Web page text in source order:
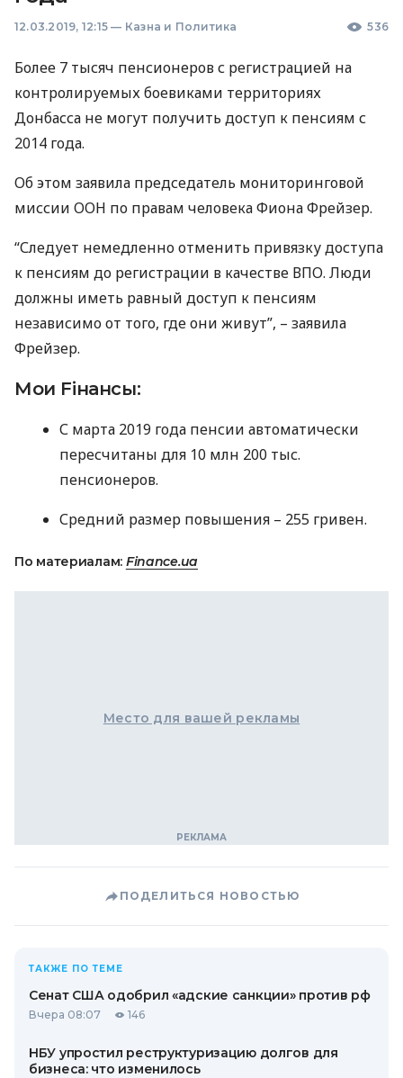
12.03.2019, 12:15 — Казна и Политика 536
Более 7 тысяч пенсионеров с регистрацией на
контролируемых боевиками территориях
Донбасса не могут получить доступ к пенсиям с
2014 года.
Об этом заявила председатель мониторинговой
миссии ООН по правам человека Фиона Фрейзер.
“Следует немедленно отменить привязку доступа
к пенсиям до регистрации в качестве ВПО. Люди
должны иметь равный доступ к пенсиям
независимо от того, где они живут”, – заявила
Фрейзер.
Мои Fiнансы:
С марта 2019 года пенсии автоматически
пересчитаны для 10 млн 200 тыс.
пенсионеров.
Средний размер повышения – 255 гривен.
По материалам: Finance.ua
Место для вашей рекламы
ПОДЕЛИТЬСЯ НОВОСТЬЮ
ТАКЖЕ ПО ТЕМЕ
Сенат США одобрил «адские санкции» против рф
Вчера 08:07 146
НБУ упростил реструктуризацию долгов для
бизнеса: что изменилось